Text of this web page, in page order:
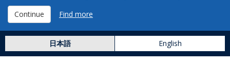
Continue Find more
日本語 English